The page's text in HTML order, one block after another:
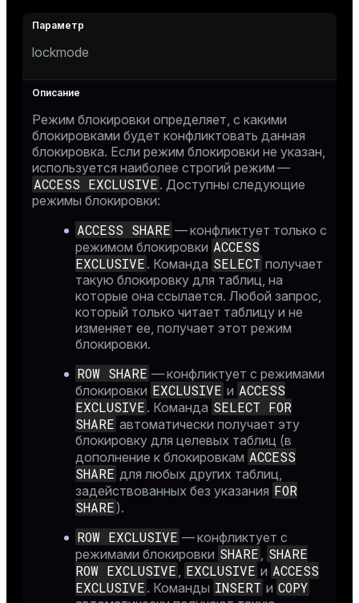
lockmode
Режим блокировки определяет, с какими
блокировками будет конфликтовать данная
блокировка. Если режим блокировки не указан,
используется наиболее строгий режим —
ACCESS EXCLUSIVE . Доступны следующие
режимы блокировки:
ACCESS SHARE — конфликтует только с
режимом блокировки ACCESS
EXCLUSIVE . Команда SELECT получает
такую блокировку для таблиц, на
которые она ссылается. Любой запрос,
который только читает таблицу и не
изменяет ее, получает этот режим
блокировки.
ROW SHARE — конфликтует с режимами
блокировки EXCLUSIVE и ACCESS
EXCLUSIVE . Команда SELECT FOR
SHARE автоматически получает эту
блокировку для целевых таблиц (в
дополнение к блокировкам ACCESS
SHARE для любых других таблиц,
задействованных без указания FOR
SHARE ).
ROW EXCLUSIVE — конфликтует с
режимами блокировки SHARE , SHARE
ROW EXCLUSIVE , EXCLUSIVE и ACCESS
EXCLUSIVE . Команды INSERT и COPY